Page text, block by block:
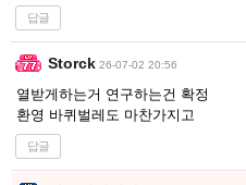
답글
Storck 26-07-02 20:56
열받게하는거 연구하는건 확정
환영 바퀴벌레도 마찬가지고
답글